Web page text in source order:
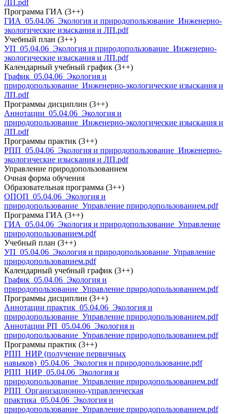
ЛП.pdf
Программа ГИА (3++)
ГИА_05.04.06_Экология и природопользование_Инженерно-
экологические изыскания и ЛП.pdf
Учебный план (3++)
УП_05.04.06_Экология и природопользование_Инженерно-
экологические изыскания и ЛП.pdf
Календарный учебный график (3++)
График_05.04.06_Экология и
природопользование_Инженерно-экологические изыскания и
ЛП.pdf
Программы дисциплин (3++)
Аннотации_05.04.06_Экология и
природопользование_Инженерно-экологические изыскания и
ЛП.pdf
Программы практик (3++)
РПП_05.04.06_Экология и природопользование_Инженерно-
экологические изыскания и ЛП.pdf
Управление природопользованием
Очная форма обучения
Образовательная программа (3++)
ОПОП_05.04.06_Экология и
природопользование_Управление природопользованием.pdf
Программа ГИА (3++)
ГИА_05.04.06_Экология и природопользование_Управление
природопользованием.pdf
Учебный план (3++)
УП_05.04.06_Экология и природопользование_Управление
природопользованием.pdf
Календарный учебный график (3++)
График_05.04.06_Экология и
природопользование_Управление природопользованием.pdf
Программы дисциплин (3++)
Аннотации практик_05.04.06_Экология и
природопользование_Управление природопользованием.pdf
Аннотации РП_05.04.06_Экология и
природопользование_Управление природопользованием.pdf
Программы практик (3++)
РПП_НИР (получение первичных
навыков)_05.04.06_Экология и природопользование.pdf
РПП_НИР_05.04.06_Экология и
природопользование_Управление природопользованием.pdf
РПП_Организационно-управленческая
практика_05.04.06_Экология и
природопользование_Управление природопользованием.pdf